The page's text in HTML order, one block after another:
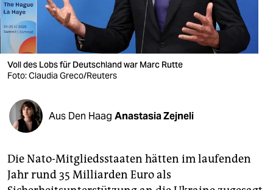
verlag
verlag
veranstaltungen
shop
fragen & hilfe
unterstützen
abo
genossenschaft
Voll des Lobs für Deutschland war Marc Rutte
Foto: Claudia Greco/Reuters
Aus Den Haag Anastasia Zejneli
Die Nato-Mitgliedsstaaten hätten im laufenden
Jahr rund 35 Milliarden Euro als